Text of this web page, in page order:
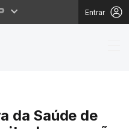
Entrar
da Saúde de